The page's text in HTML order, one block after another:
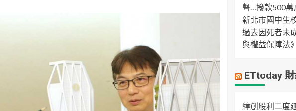
聲…撥款500萬
新北市國中生
過去因死者未
與權益保障法
ETtoday
緯創股利二度